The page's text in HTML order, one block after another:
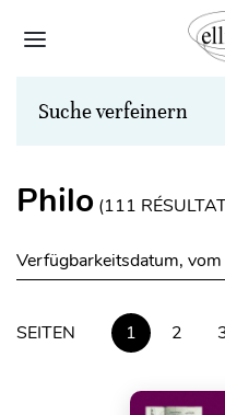
Suche verfeinern
Philo (111
Verfügbarkeitsdatum, vom
SEITEN 1 2